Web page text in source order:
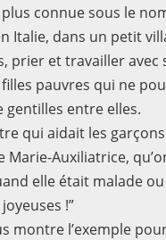
connue sous le
Italie, dans un petit
prier et travailler avec
pauvres qui ne
gentilles entre elles.
qui aidait les
Auxiliatrice,
elle était malade
!”
montre l’exemple